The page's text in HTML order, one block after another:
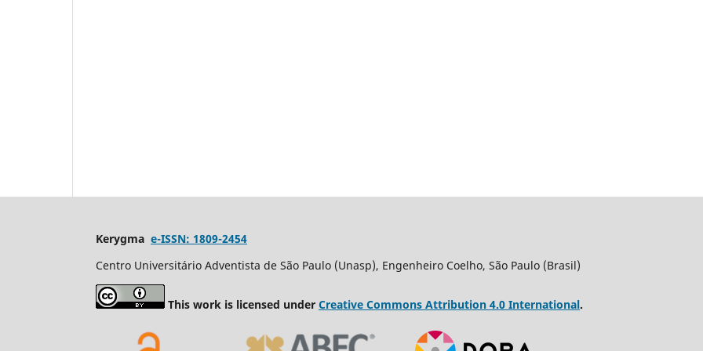
Kerygma e-ISSN: 1809-2454
Centro Universitário Adventista de São Paulo (Unasp), Engenheiro Coelho, São Paulo (Brasil)
This work is licensed under Creative Commons Attribution 4.0 International.